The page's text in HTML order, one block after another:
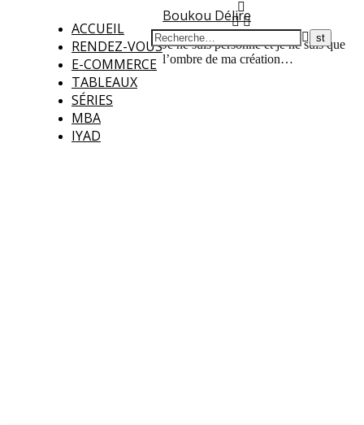
ACCUEIL
RENDEZ-VOUS
E-COMMERCE
TABLEAUX
SÉRIES
MBA
IYAD
Boukou Délire
Je ne suis personne et je ne suis que
l’ombre de ma création…